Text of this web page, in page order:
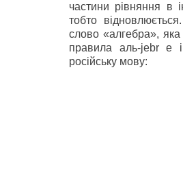
частини рівняння в
тобто
слово «алгебра»,
правила аль-jebr e
російську мову: